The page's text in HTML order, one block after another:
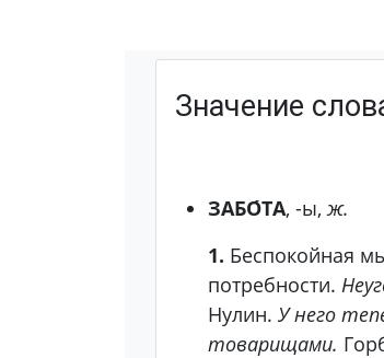
Значение
ЗАБО́ТА, -ы,ж.
1. Беспокойная
потребности.
Нулин. У него
товарищами.